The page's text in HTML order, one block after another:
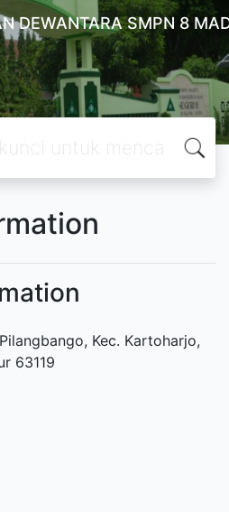
DEWANTARA SMPN 8
Kec. Kartoharjo,
63119